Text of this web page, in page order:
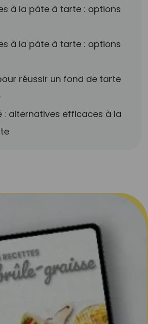
à la pâte à tarte : options
à la pâte à tarte : options
réussir un fond de tarte
: alternatives efficaces à la